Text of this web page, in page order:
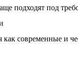
подходят под
современные и